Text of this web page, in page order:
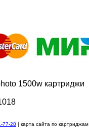
1500w картриджи
77-28 | карта сайта по картриджам